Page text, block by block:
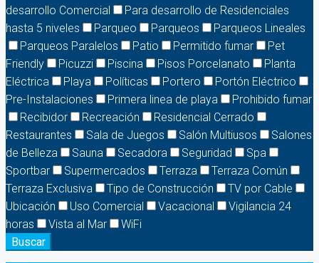
desarrollo Comercial
Para desarrollo de Residenciales
hasta 5 niveles
Parqueo Parqueos
Parqueos Lineales
Parqueos Paralelos
Patio Permitido fumar
Pet
Friendly
Picuzzi Piscina Pisos Porcelanato
Planta
Eléctrica
Playa Políticas Portero
Portón Eléctrico
Pre-Instalaciones
Primera linea de playa
Prohibido fumar
Recibidor
Recreación
Residencial Cerrado
Restaurantes
Sala de Juegos Salón Multiusos
Salones
de Belleza
Sauna Secadora Seguridad
Spa
Sportbar
Supermercados Terraza
Terraza Común
Terraza Exclusiva
Tipo de Construcción
TV por Cable
Ubicación
Uso Comercial Vacacional
Vigilancia 24
horas
Vista al Mar
WiFi
Buscar